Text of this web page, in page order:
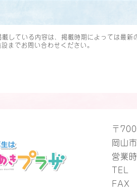
している内容は、掲載時期によっては最新
までお問い合わせください。
〒
岡山
営業
TEL
FAX